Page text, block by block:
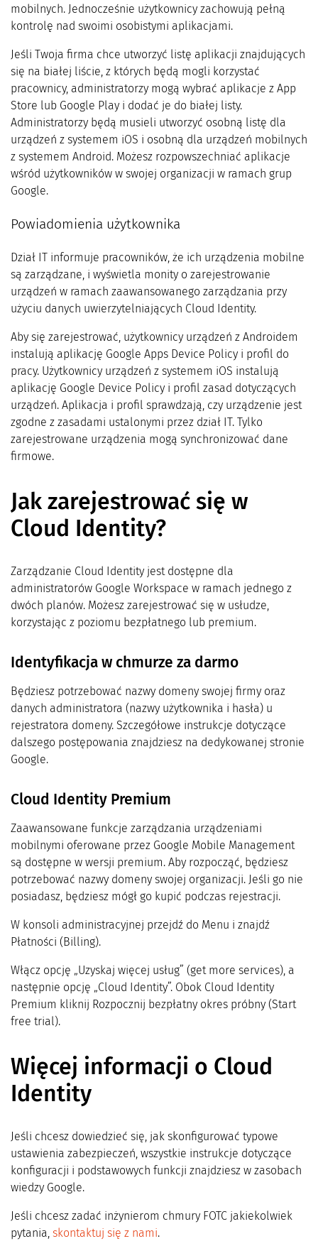
mobilnych. Jednocześnie użytkownicy zachowują pełną
kontrolę nad swoimi osobistymi aplikacjami.
Jeśli Twoja firma chce utworzyć listę aplikacji znajdujących
się na białej liście, z których będą mogli korzystać
pracownicy, administratorzy mogą wybrać aplikacje z App
Store lub Google Play i dodać je do białej listy.
Administratorzy będą musieli utworzyć osobną listę dla
urządzeń z systemem iOS i osobną dla urządzeń mobilnych
z systemem Android. Możesz rozpowszechniać aplikacje
wśród użytkowników w swojej organizacji w ramach grup
Google.
Powiadomienia użytkownika
Dział IT informuje pracowników, że ich urządzenia mobilne
są zarządzane, i wyświetla monity o zarejestrowanie
urządzeń w ramach zaawansowanego zarządzania przy
użyciu danych uwierzytelniających Cloud Identity.
Aby się zarejestrować, użytkownicy urządzeń z Androidem
instalują aplikację Google Apps Device Policy i profil do
pracy. Użytkownicy urządzeń z systemem iOS instalują
aplikację Google Device Policy i profil zasad dotyczących
urządzeń. Aplikacja i profil sprawdzają, czy urządzenie jest
zgodne z zasadami ustalonymi przez dział IT. Tylko
zarejestrowane urządzenia mogą synchronizować dane
firmowe.
Jak zarejestrować się w
Cloud Identity?
Zarządzanie Cloud Identity jest dostępne dla
administratorów Google Workspace w ramach jednego z
dwóch planów. Możesz zarejestrować się w usłudze,
korzystając z poziomu bezpłatnego lub premium.
Identyfikacja w chmurze za darmo
Będziesz potrzebować nazwy domeny swojej firmy oraz
danych administratora (nazwy użytkownika i hasła) u
rejestratora domeny. Szczegółowe instrukcje dotyczące
dalszego postępowania znajdziesz na dedykowanej stronie
Google.
Cloud Identity Premium
Zaawansowane funkcje zarządzania urządzeniami
mobilnymi oferowane przez Google Mobile Management
są dostępne w wersji premium. Aby rozpocząć, będziesz
potrzebować nazwy domeny swojej organizacji. Jeśli go nie
posiadasz, będziesz mógł go kupić podczas rejestracji.
W konsoli administracyjnej przejdź do Menu i znajdź
Płatności (Billing).
Włącz opcję „Uzyskaj więcej usług” (get more services), a
następnie opcję „Cloud Identity”. Obok Cloud Identity
Premium kliknij Rozpocznij bezpłatny okres próbny (Start
free trial).
Więcej informacji o Cloud
Identity
Jeśli chcesz dowiedzieć się, jak skonfigurować typowe
ustawienia zabezpieczeń, wszystkie instrukcje dotyczące
konfiguracji i podstawowych funkcji znajdziesz w zasobach
wiedzy Google.
Jeśli chcesz zadać inżynierom chmury FOTC jakiekolwiek
pytania, skontaktuj się z nami.